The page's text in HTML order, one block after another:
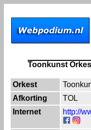
Toonkunst
Orkest
Afkorting
TOL
Internet
http://